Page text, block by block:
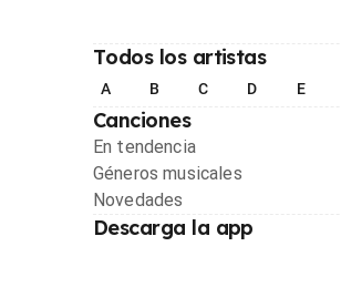
Todos los artistas
A B C D E
Canciones
En tendencia
Géneros musicales
Novedades
Descarga la app